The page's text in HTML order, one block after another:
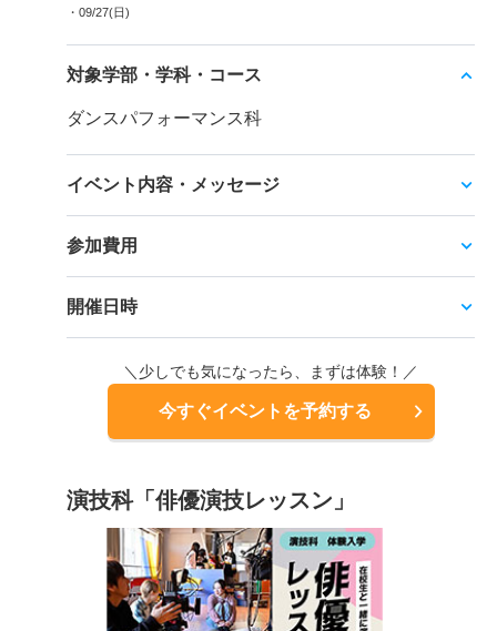
・09/27(日)
対象学部・学科・コース
ダンスパフォーマンス科
イベント内容・メッセージ
参加費用
開催日時
＼少しでも気になったら、まずは体験！／
今すぐイベントを予約する
演技科「俳優演技レッスン」